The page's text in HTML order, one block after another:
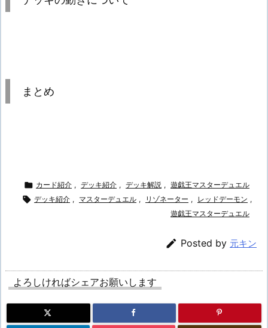
まとめ
 カード紹介 , デッキ紹介 , デッキ解説 , 遊戯王マスターデュエル
 デッキ紹介 , マスターデュエル , リゾネーター , レッドデーモン ,
遊戯王マスターデュエル
 Posted by 元キン
よろしければシェアお願いします